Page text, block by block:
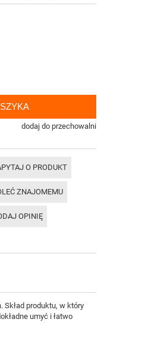
dodaj do przechowalni
O PRODUKT
ZNAJOMEMU
OPINIĘ
produktu, w który
umyć i łatwo